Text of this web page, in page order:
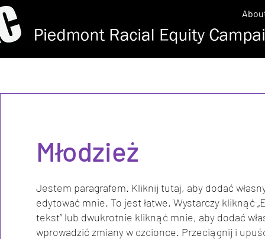
Młodzież
Jestem paragrafem. Kliknij tutaj, aby dodać
edytować mnie. To jest łatwe. Wystarczy kliknąć
tekst” lub dwukrotnie kliknąć mnie, aby dodać
wprowadzić zmiany w czcionce. Przeciągnij i